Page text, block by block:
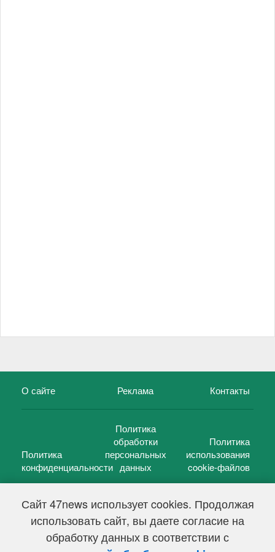
Сайт 47news использует cookies. Продолжая
использовать сайт, вы даете согласие на
обработку данных в соответствии с
О сайте Реклама Контакты
Политика
конфиденциальности
Политика
обработки
персональных
данных
Политика
использования
cookie-файлов
47 новостей (47 news)2005 — 2026 г.
Свидетельство о регистрации СМИ Эл № ФС 77-39848, выдано
Федеральной службой по надзору в сфере связи,